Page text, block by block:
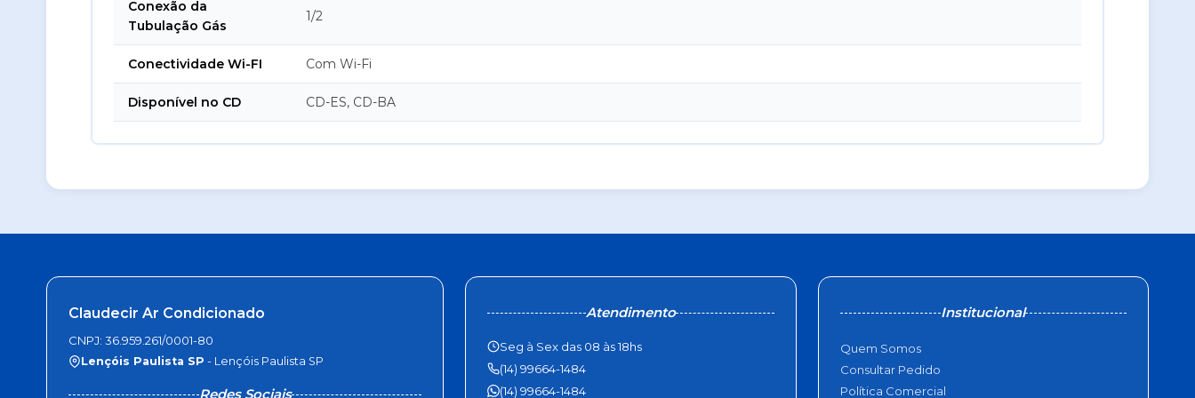
Conexão da
Tubulação Gás
1/2
Conectividade Wi-FI Com Wi-Fi
Disponível no CD CD-ES, CD-BA
Claudecir Ar Condicionado
CNPJ: 36.959.261/0001-80
Lençóis Paulista SP - Lençóis Paulista SP
Redes Sociais
Atendimento
Seg à Sex das 08 às 18hs
(14) 99664-1484
(14) 99664-1484
Institucional
Quem Somos
Consultar Pedido
Política Comercial